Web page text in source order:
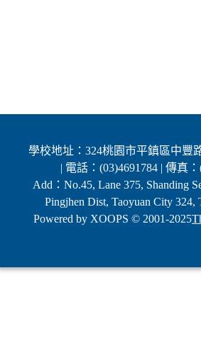
學校地址：324桃園市平鎮區中豐
| 電話：(03)4691784 | 傳真
Add：No.45, Lane 375, Shanding
Pingjhen Dist, Taoyuan City 324,
Powered by XOOPS © 2001-2025